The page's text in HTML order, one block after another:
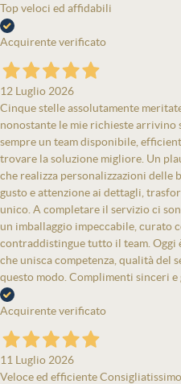
Top veloci ed affidabili
Acquirente verificato
12 Luglio 2026
Cinque stelle assolutamente
nonostante le mie richieste arrivino
sempre un team disponibile,
trovare la soluzione migliore. Un
che realizza personalizzazioni delle
gusto e attenzione ai dettagli,
unico. A completare il servizio ci
un imballaggio impeccabile, curato
contraddistingue tutto il team. Oggi
che unisca competenza, qualità del
questo modo. Complimenti sinceri e
Acquirente verificato
11 Luglio 2026
Veloce ed efficiente Consigliatissimo